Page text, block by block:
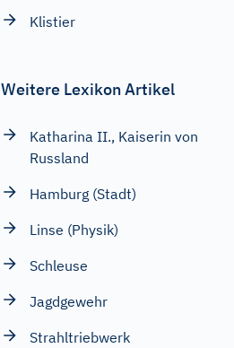
Klistier
Weitere Lexikon Artikel
Katharina II., Kaiserin von
Russland
Hamburg (Stadt)
Linse (Physik)
Schleuse
Jagdgewehr
Strahltriebwerk